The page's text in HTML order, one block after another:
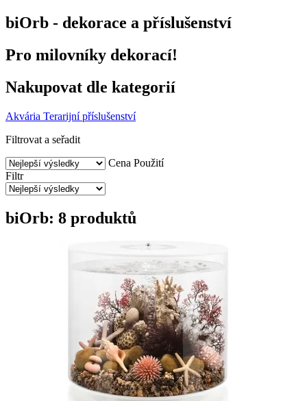
biOrb - dekorace a příslušenství
Pro milovníky dekorací!
Nakupovat dle kategorií
Akvária Terarijní příslušenství
Filtrovat a seřadit
Cena Použití
Filtr
biOrb: 8 produktů